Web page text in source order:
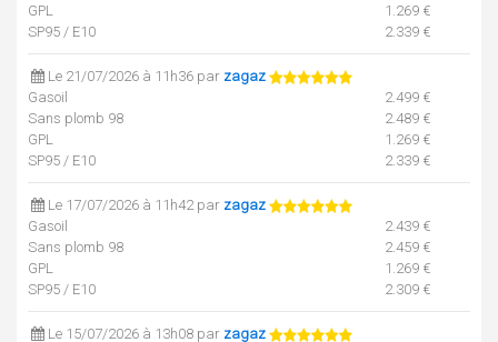
GPL
1.269 €
SP95 / E10
2.339 €
Le 21/07/2026 à 11h36 par zagaz
Gasoil
2.499 €
Sans plomb 98
2.489 €
GPL
1.269 €
SP95 / E10
2.339 €
Le 17/07/2026 à 11h42 par zagaz
Gasoil
2.439 €
Sans plomb 98
2.459 €
GPL
1.269 €
SP95 / E10
2.309 €
Le 15/07/2026 à 13h08 par zagaz